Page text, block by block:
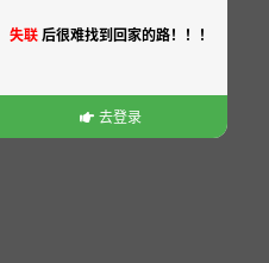
失联 后很难找到回家的路！！！
去登录